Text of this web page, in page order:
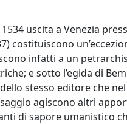
uscita a Venezia
costituiscono
infatti a un
e sotto l’egida di
stesso editore che
agiscono altri
di sapore umanistico